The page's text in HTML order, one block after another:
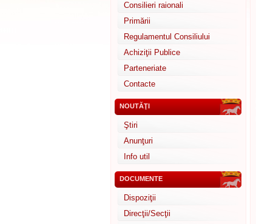
Consilieri raionali
Primării
Regulamentul Consiliului
Achiziţii Publice
Parteneriate
Contacte
NOUTĂŢI
Ştiri
Anunţuri
Info util
DOCUMENTE
Dispoziţii
Direcţii/Secţii